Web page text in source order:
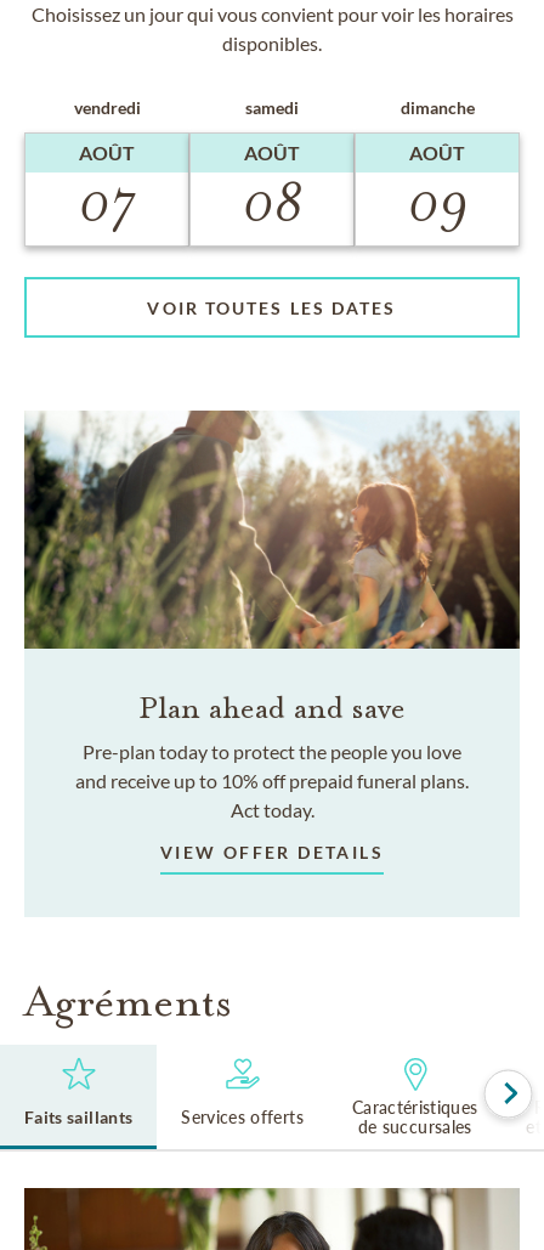
Choisissez un jour qui vous convient pour voir les horaires
disponibles.
vendredi
AOÛT
07
samedi
AOÛT
08
dimanche
AOÛT
09
VOIR TOUTES LES DATES
Plan ahead and save
Pre-plan today to protect the people you love
and receive up to 10% off prepaid funeral plans.
Act today.
VIEW OFFER DETAILS
Agréments
Faits saillants Services offerts
Caractéristiques
de succursales